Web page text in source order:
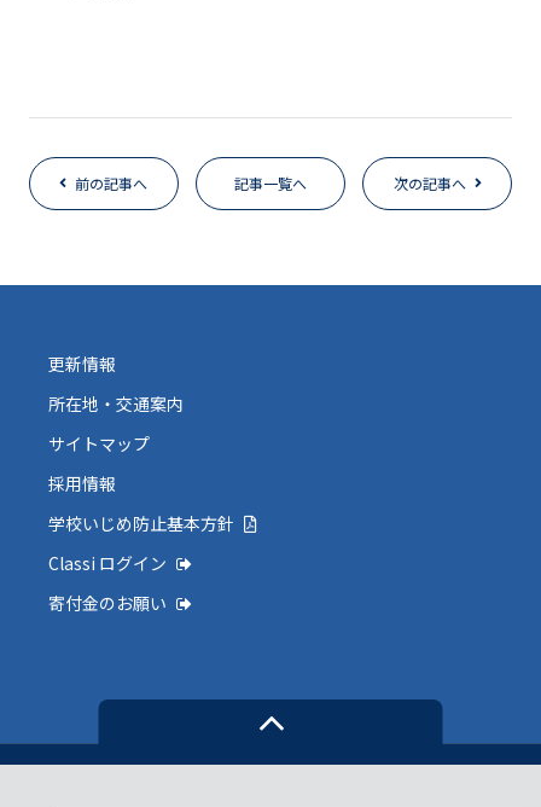
前の記事へ 記事一覧へ 次の記事へ
更新情報
所在地・交通案内
サイトマップ
採用情報
学校いじめ防止基本方針
Classi ログイン
寄付金のお願い